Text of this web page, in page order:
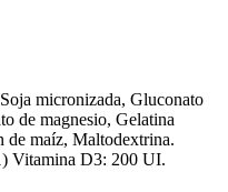
micronizada, Gluconato
de magnesio, Gelatina
de maíz, Maltodextrina.
Vitamina D3: 200 UI.